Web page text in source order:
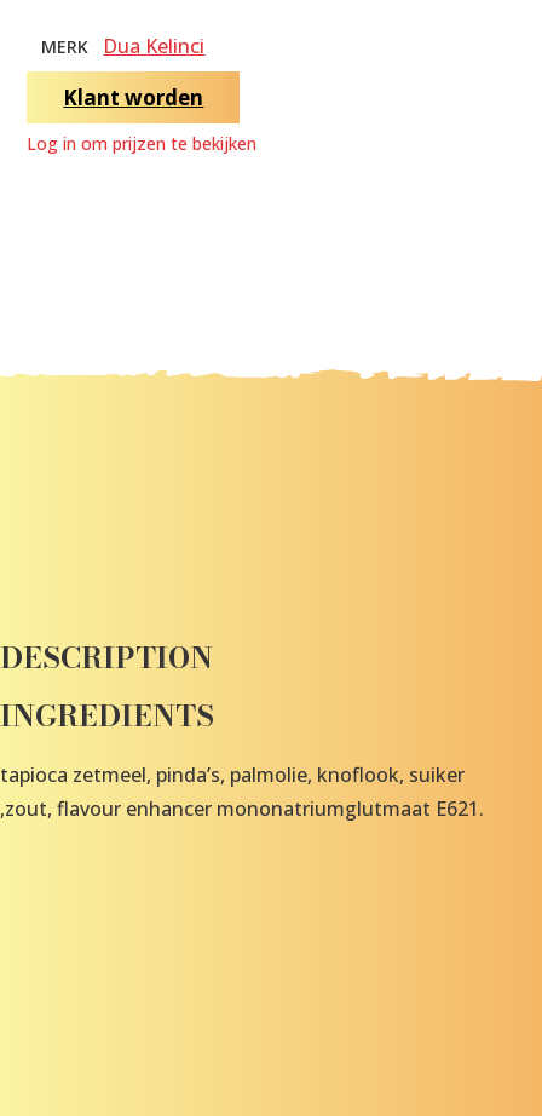
MERK Dua Kelinci
Klant worden
Log in om prijzen te bekijken
DESCRIPTION
INGREDIENTS
tapioca zetmeel, pinda’s, palmolie, knoflook, suiker
,zout, flavour enhancer mononatriumglutmaat E621.